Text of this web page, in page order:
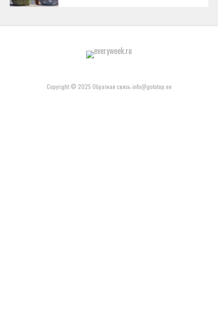
Copyright © 2025 Обратная связь info@gototop.ee